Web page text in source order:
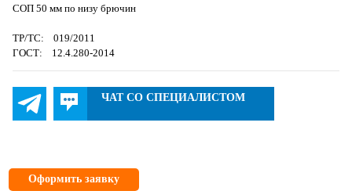
СОП 50 мм по низу брючин
ТР/ТС: 019/2011
ГОСТ: 12.4.280-2014
ЧАТ СО СПЕЦИАЛИСТОМ
Оформить заявку